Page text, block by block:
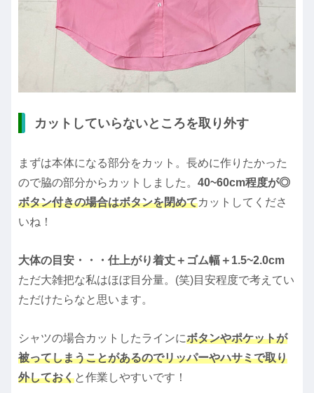
カットしていらないところを取り外す
まずは本体になる部分をカット。長めに作りたかった
ので脇の部分からカットしました。 40~60cm程度が◎
ボタン付きの場合はボタンを閉めてカットしてくださ
いね！
大体の目安・・・仕上がり着丈＋ゴム幅＋1.5~2.0cm
ただ大雑把な私はほぼ目分量。(笑)目安程度で考えてい
ただけたらなと思います。
シャツの場合カットしたラインにボタンやポケットが
被ってしまうことがあるのでリッパーやハサミで取り
外しておくと作業しやすいです！